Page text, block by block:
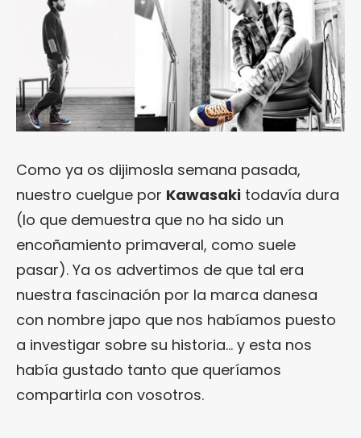
Como ya os dijimosla semana pasada,
nuestro cuelgue por Kawasaki todavía dura
(lo que demuestra que no ha sido un
encoñamiento primaveral, como suele
pasar). Ya os advertimos de que tal era
nuestra fascinación por la marca danesa
con nombre japo que nos habíamos puesto
a investigar sobre su historia… y esta nos
había gustado tanto que queríamos
compartirla con vosotros.